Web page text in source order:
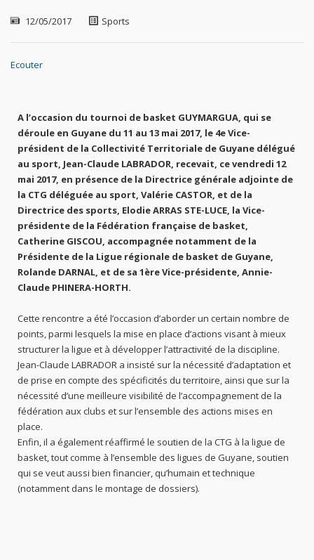
12/05/2017 Sports
Ecouter
A l’occasion du tournoi de basket GUYMARGUA, qui se
déroule en Guyane du 11 au 13 mai 2017, le 4e Vice-
président de la Collectivité Territoriale de Guyane délégué
au sport, Jean-Claude LABRADOR, recevait, ce vendredi 12
mai 2017, en présence de la Directrice générale adjointe de
la CTG déléguée au sport, Valérie CASTOR, et de la
Directrice des sports, Elodie ARRAS STE-LUCE, la Vice-
présidente de la Fédération française de basket,
Catherine GISCOU, accompagnée notamment de la
Présidente de la Ligue régionale de basket de Guyane,
Rolande DARNAL, et de sa 1ère Vice-présidente, Annie-
Claude PHINERA-HORTH.
Cette rencontre a été l’occasion d’aborder un certain nombre de
points, parmi lesquels la mise en place d’actions visant à mieux
structurer la ligue et à développer l’attractivité de la discipline.
Jean-Claude LABRADOR a insisté sur la nécessité d’adaptation et
de prise en compte des spécificités du territoire, ainsi que sur la
nécessité d’une meilleure visibilité de l’accompagnement de la
fédération aux clubs et sur l’ensemble des actions mises en
place.
Enfin, il a également réaffirmé le soutien de la CTG à la ligue de
basket, tout comme à l’ensemble des ligues de Guyane, soutien
qui se veut aussi bien financier, qu’humain et technique
(notamment dans le montage de dossiers).